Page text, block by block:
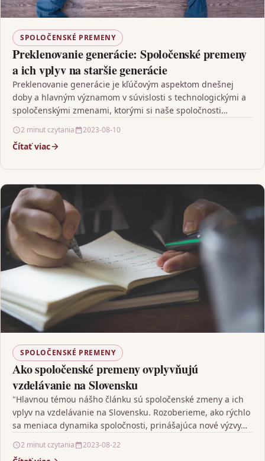
SPOLOČENSKÉ PREMENY
Preklenovanie generácie: Spoločenské premeny
a ich vplyv na staršie generácie
Preklenovanie generácie je kľúčovým aspektom dnešnej
doby a hlavným významom v súvislosti s technologickými a
spoločenskými zmenami, ktorými si naše spoločnosti
2 minut czytania 2023-08-10
Čítať viac
SPOLOČENSKÉ PREMENY
Ako spoločenské premeny ovplyvňujú
vzdelávanie na Slovensku
"Hlavnou témou nášho článku sú spoločenské zmeny a ich
vplyv na vzdelávanie na Slovensku. Rozoberieme, ako rýchlo
sa meniaca dynamika spoločnosti, prinášajúca nové výzvy…
2 minut czytania 2023-08-22